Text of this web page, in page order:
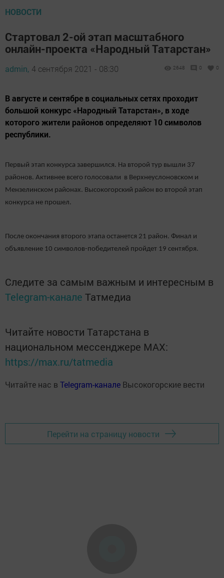
НОВОСТИ
Стартовал 2-ой этап масштабного
онлайн-проекта «Народный Татарстан»
admin, 4 сентября 2021 - 08:30 2648 0 0
В августе и сентябре в социальных сетях проходит
большой конкурс «Народный Татарстан», в ходе
которого жители районов определяют 10 символов
республики.
Первый этап конкурса завершился. На второй тур вышли 37
районов. Активнее всего голосовали в Верхнеуслоновском и
Мензелинском районах. Высокогорский район во второй этап
конкурса не прошел.
После окончания второго этапа останется 21 район. Финал и
объявление 10 символов-победителей пройдет 19 сентября.
Следите за самым важным и интересным в
Telegram-канале Татмедиа
Читайте новости Татарстана в
национальном мессенджере MАХ:
https://max.ru/tatmedia
Читайте нас в Telegram-канале Высокогорские вести
Перейти на страницу новости